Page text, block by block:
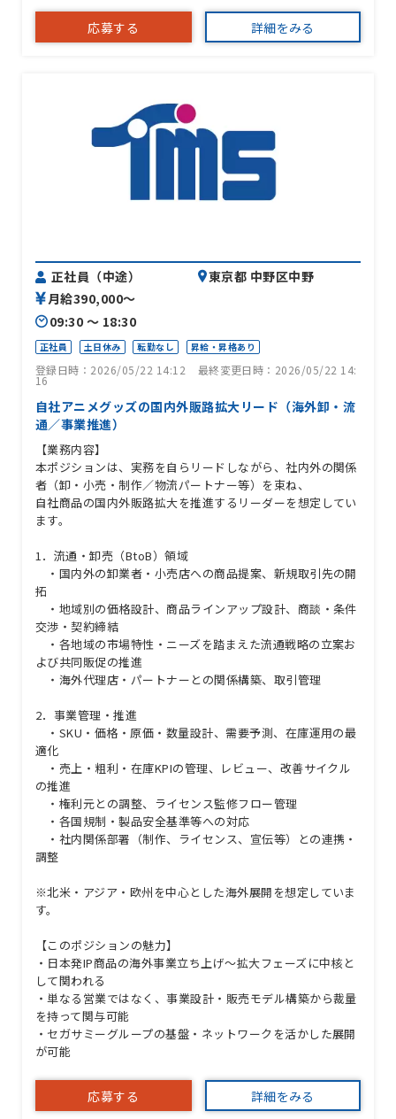
応募する 詳細をみる
正社員（中途）
月給390,000〜
09:30 〜 18:30
東京都 中野区中野
正社員 土日休み 転勤なし 昇給・昇格あり
登録日時：2026/05/22 14:12 最終変更日時：2026/05/22 14:
16
自社アニメグッズの国内外販路拡大リード（海外卸・流
通／事業推進）
【業務内容】
本ポジションは、実務を自らリードしながら、社内外の関係
者（卸・小売・制作／物流パートナー等）を束ね、
自社商品の国内外販路拡大を推進するリーダーを想定してい
ます。
1．流通・卸売（BtoB）領域
・国内外の卸業者・小売店への商品提案、新規取引先の開
拓
・地域別の価格設計、商品ラインアップ設計、商談・条件
交渉・契約締結
・各地域の市場特性・ニーズを踏まえた流通戦略の立案お
よび共同販促の推進
・海外代理店・パートナーとの関係構築、取引管理
2．事業管理・推進
・SKU・価格・原価・数量設計、需要予測、在庫運用の最
適化
・売上・粗利・在庫KPIの管理、レビュー、改善サイクル
の推進
・権利元との調整、ライセンス監修フロー管理
・各国規制・製品安全基準等への対応
・社内関係部署（制作、ライセンス、宣伝等）との連携・
調整
※北米・アジア・欧州を中心とした海外展開を想定していま
す。
【このポジションの魅力】
・日本発IP商品の海外事業立ち上げ〜拡大フェーズに中核と
して関われる
・単なる営業ではなく、事業設計・販売モデル構築から裁量
を持って関与可能
・セガサミーグループの基盤・ネットワークを活かした展開
が可能
応募する 詳細をみる